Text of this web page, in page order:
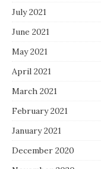
July 2021
June 2021
May 2021
April 2021
March 2021
February 2021
January 2021
December 2020